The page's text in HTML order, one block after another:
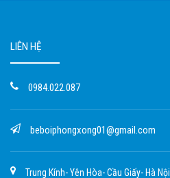
LIÊN HỆ
0984.022.087
beboiphongxong01@gmail.com
Trung Kính- Yên Hòa- Cầu Giấy- Hà Nội